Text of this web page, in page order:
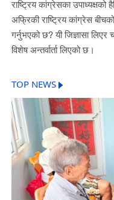
राष्ट्रिय कांग्रेसका उपाध्यक्षको
अफ्रिकी राष्ट्रिय कांग्रेस
गर्नुभएको छ? यी जिज्ञासा लिएर
विशेष अन्तर्वार्ता लिएको छ।
TOP NEWS